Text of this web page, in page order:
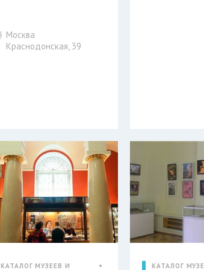
Москва
Краснодонская, 39
КАТАЛОГ МУЗЕЕВ И
КАТАЛОГ